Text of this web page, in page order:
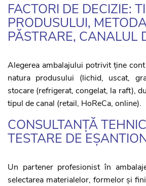
FACTORI DE DECIZIE:
PRODUSULUI,
PĂSTRARE, CANALUL
Alegerea ambalajului potrivit ține
natura produsului (lichid, uscat,
stocare (refrigerat, congelat, la raft),
tipul de canal (retail, HoReCa, online).
CONSULTANȚĂ
TESTARE DE
Un partener profesionist în
selectarea materialelor, formelor și